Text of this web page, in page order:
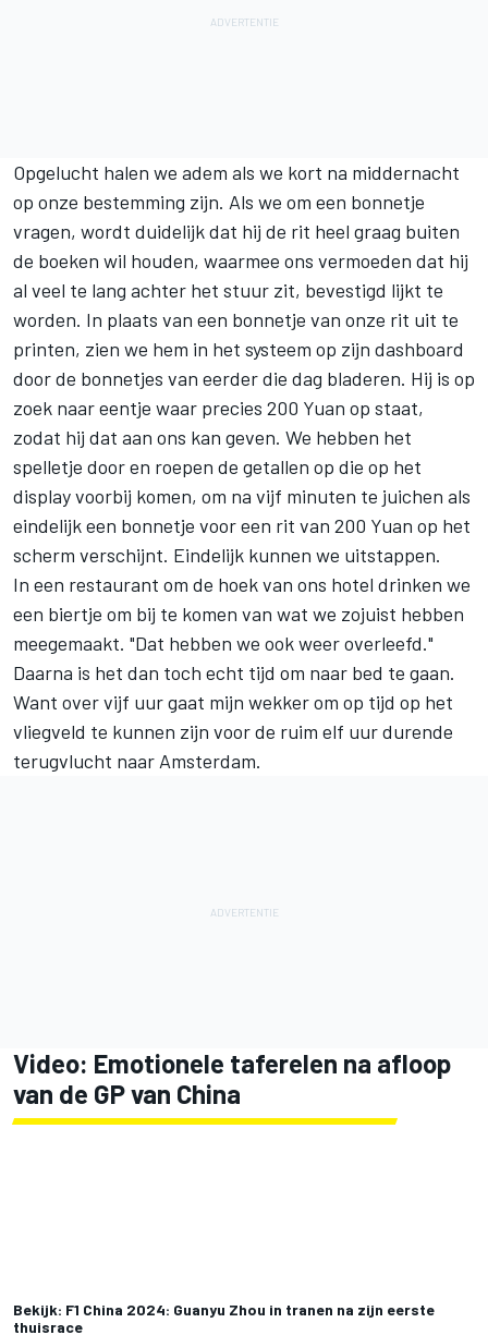
Opgelucht halen we adem als we kort na middernacht
op onze bestemming zijn. Als we om een bonnetje
vragen, wordt duidelijk dat hij de rit heel graag buiten
de boeken wil houden, waarmee ons vermoeden dat hij
al veel te lang achter het stuur zit, bevestigd lijkt te
worden. In plaats van een bonnetje van onze rit uit te
printen, zien we hem in het systeem op zijn dashboard
door de bonnetjes van eerder die dag bladeren. Hij is op
zoek naar eentje waar precies 200 Yuan op staat,
zodat hij dat aan ons kan geven. We hebben het
spelletje door en roepen de getallen op die op het
display voorbij komen, om na vijf minuten te juichen als
eindelijk een bonnetje voor een rit van 200 Yuan op het
scherm verschijnt. Eindelijk kunnen we uitstappen.
In een restaurant om de hoek van ons hotel drinken we
een biertje om bij te komen van wat we zojuist hebben
meegemaakt. "Dat hebben we ook weer overleefd."
Daarna is het dan toch echt tijd om naar bed te gaan.
Want over vijf uur gaat mijn wekker om op tijd op het
vliegveld te kunnen zijn voor de ruim elf uur durende
terugvlucht naar Amsterdam.
Video: Emotionele taferelen na afloop
van de GP van China
Bekijk: F1 China 2024: Guanyu Zhou in tranen na zijn eerste
thuisrace